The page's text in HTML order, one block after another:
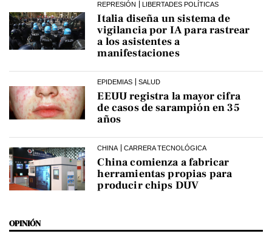
REPRESIÓN LIBERTADES POLÍTICAS
Italia diseña un sistema de
vigilancia por IA para rastrear
a los asistentes a
manifestaciones
EPIDEMIAS SALUD
EEUU registra la mayor cifra
de casos de sarampión en 35
años
CHINA CARRERA TECNOLÓGICA
China comienza a fabricar
herramientas propias para
producir chips DUV
OPINIÓN